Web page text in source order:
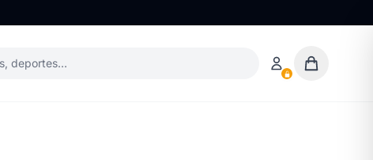
deportes…